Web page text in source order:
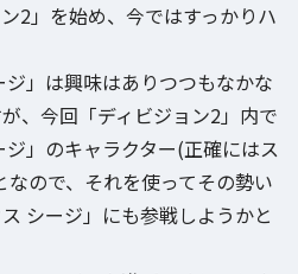
2」を始め、今ではすっかりハ
ジ」は興味はありつつもなかな
、今回「ディビジョン2」内で
ジ」のキャラクター(正確にはス
ので、それを使ってその勢い
シージ」にも参戦しようかと